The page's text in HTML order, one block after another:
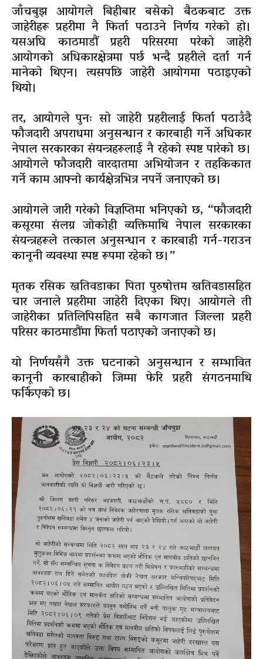
जाँचबुझ आयोगले बिहीबार बसेको बैठकबाट उक्त
जाहेरीहरू प्रहरीमा नै फिर्ता पठाउने निर्णय गरेको हो।
यसअघि काठमाडौं प्रहरी परिसरमा परेको जाहेरी
आयोगको अधिकारक्षेत्रमा पर्छ भन्दै प्रहरीले दर्ता गर्न
मानेको थिएन। त्यसपछि जाहेरी आयोगमा पठाइएको
थियो।
तर, आयोगले पुनः सो जाहेरी प्रहरीलाई फिर्ता पठाउँदै
फौजदारी अपराधमा अनुसन्धान र कारबाही गर्ने अधिकार
नेपाल सरकारका संयन्त्रहरूलाई नै रहेको स्पष्ट पारेको छ।
आयोगले फौजदारी वारदातमा अभियोजन र तहकिकात
गर्ने काम आफ्नो कार्यक्षेत्रभित्र नपर्ने जनाएको छ।
आयोगले जारी गरेको विज्ञप्तिमा भनिएको छ, “फौजदारी
कसूरमा संलग्न जोकोही व्यक्तिमाथि नेपाल सरकारका
संयन्त्रहरूले तत्काल अनुसन्धान र कारबाही गर्न-गराउन
कानूनी व्यवस्था स्पष्ट रूपमा रहेको छ।”
मृतक रसिक खतिवडाका पिता पुरुषोत्तम खतिवडासहित
चार जनाले प्रहरीमा जाहेरी दिएका थिए। आयोगले ती
जाहेरीका प्रतिलिपिसहित सबै कागजात जिल्ला प्रहरी
परिसर काठमाडौंमा फिर्ता पठाएको जनाएको छ।
यो निर्णयसँगै उक्त घटनाको अनुसन्धान र सम्भावित
कानूनी कारबाहीको जिम्मा फेरि प्रहरी संगठनमाथि
फर्किएको छ।